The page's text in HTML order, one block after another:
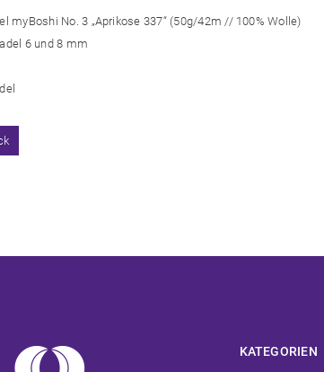
myBoshi No. 3 „Aprikose 337“ (50g/42m // 100% Wolle)
6 und 8 mm
KATEGORIEN